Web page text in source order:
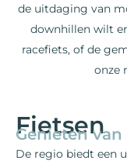
de uitdaging van
downhillen wilt
racefiets, of de
onze
Fietsen
Genieten
De regio biedt een